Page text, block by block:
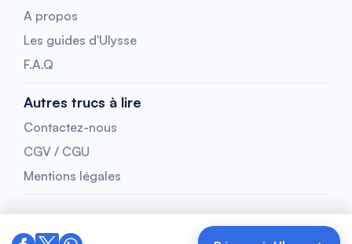
A propos
Les guides d'Ulysse
F.A.Q
Autres trucs à lire
Contactez-nous
CGV / CGU
Mentions légales